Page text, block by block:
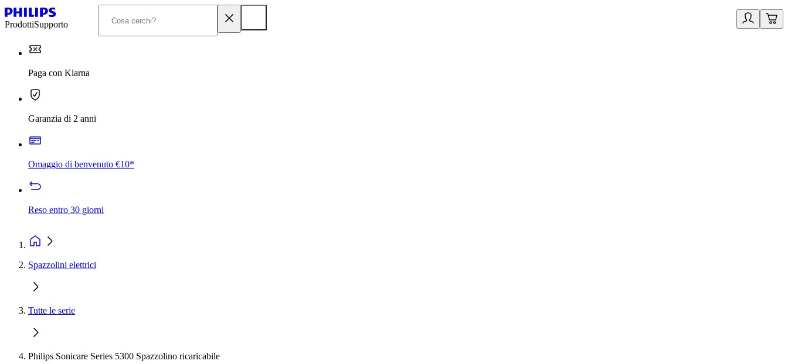
ProdottiSupporto
Paga con Klarna
Garanzia di 2 anni
Omaggio di benvenuto €10*
Reso entro 30 giorni
Spazzolini elettrici
Tutte le serie
Philips Sonicare Series 5300 Spazzolino ricaricabile